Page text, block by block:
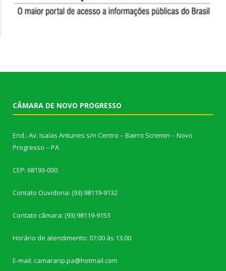
CÂMARA DE NOVO PROGRESSO
End.: Av. Isaías Antunes s/n Centro – Bairro Scremin – Novo
Progresso – PA
CEP: 68193-000
Contato Ouvidoria: (93) 98119-9132
Contato câmara: (93) 98119-9153
Horário de atendimento: 07:00 às 13:00
E-mail: camaranp.pa@hotmail.com